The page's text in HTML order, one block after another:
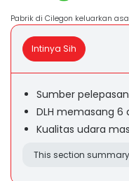
Pabrik di Cilegon keluarkan
Intinya Sih
Sumber
DLH memasang 6
Kualitas udara
This section